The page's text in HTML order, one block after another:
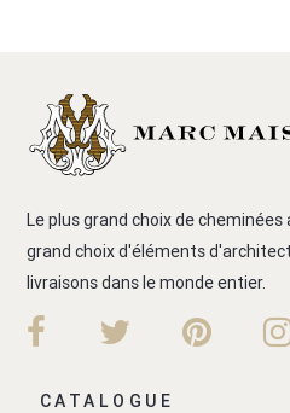
Le plus grand choix de cheminées
grand choix d'éléments
livraisons dans le monde entier.
CATALOGUE